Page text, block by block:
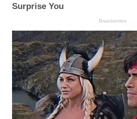
Surprise You
Brainberries